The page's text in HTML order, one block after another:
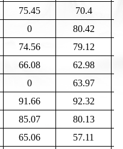
75.45
70.4
0
80.42
74.56
79.12
66.08
62.98
0
63.97
91.66
92.32
85.07
80.13
65.06
57.11